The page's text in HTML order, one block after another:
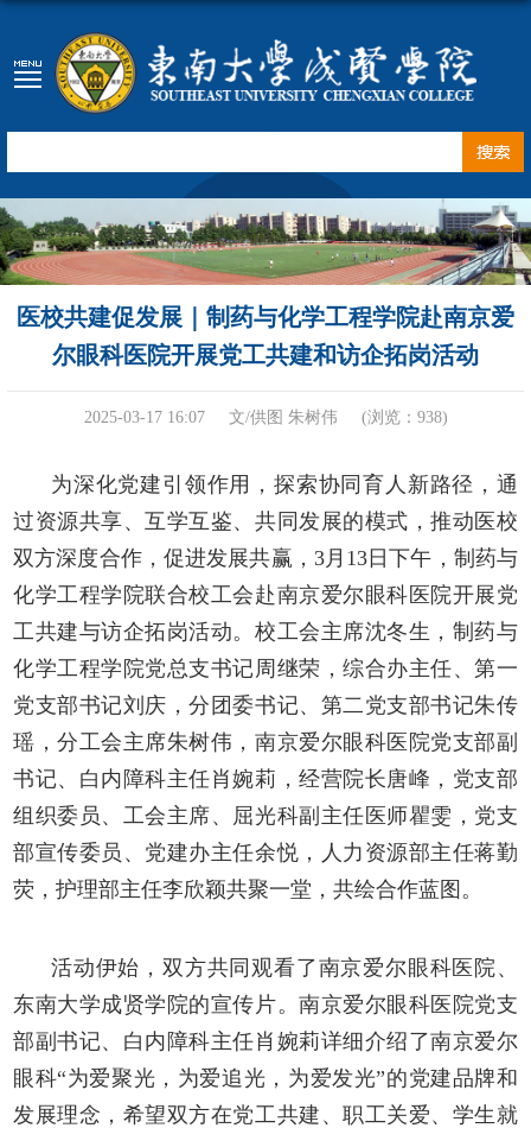
医校共建促发展｜制药与化学工程学院赴南京爱
尔眼科医院开展党工共建和访企拓岗活动
2025-03-17 16:07 文/供图 朱树伟 (浏览： 938)
为深化党建引领作用，探索协同育人新路径， 通
过资源共享、互学互鉴、共同发展的模式，推动医校
双方深度合作，促进发展共赢， 3月13日下午， 制药与
化学工程学院联合校工会赴南京爱尔眼科医院开展党
工共建与访企拓岗活动。校工会主席沈冬生 ， 制药与
化学工程学院党总支书记周继荣 ，综合办主任、第一
党支部书记刘庆，分团委书记、第二党支部书记朱传
瑶，分工会主席朱树伟 ，南京爱尔眼科医院党支部副
书记、白内障科主任肖婉莉，经营院长唐峰，党支部
组织委员、工会主席、屈光科副主任医师瞿雯，党支
部宣传委员、党建办主任余悦 ，
人力资源部主任蒋勤
荧，护理部主任李欣颖共聚一堂，共绘合作蓝图。
活动伊始，双方共同观看了南京爱尔眼科医院、
东南大学成贤学院的宣传片。南京爱尔眼科医院党支
部副书记、白内障科主任肖婉莉详细介绍了南京爱尔
眼科“为爱聚光，为爱追光，为爱发光”的党建品牌和
发展理念，希望双方在党工共建、职工关爱、学生就